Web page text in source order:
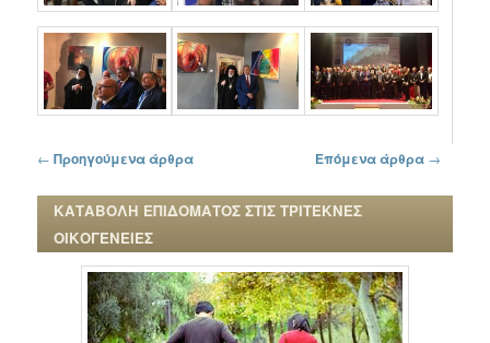
Πλοήγηση στα άρθρα
← Προηγούμενα άρθρα Επόμενα άρθρα →
ΚΑΤΑΒΟΛΗ ΕΠΙΔΟΜΑΤΟΣ ΣΤΙΣ ΤΡΙΤΕΚΝΕΣ
ΟΙΚΟΓΕΝΕΙΕΣ